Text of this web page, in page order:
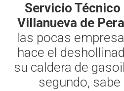
Servicio
Villanueva de
las pocas
hace el
su caldera de
segundo,